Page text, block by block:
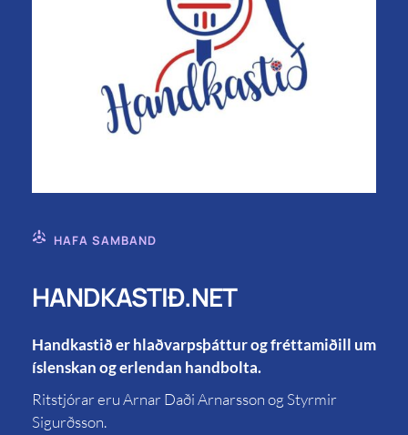
HAFA SAMBAND
HANDKASTIÐ.NET
Handkastið er hlaðvarpsþáttur og fréttamiðill um
íslenskan og erlendan handbolta.
Ritstjórar eru Arnar Daði Arnarsson og Styrmir
Sigurðsson.